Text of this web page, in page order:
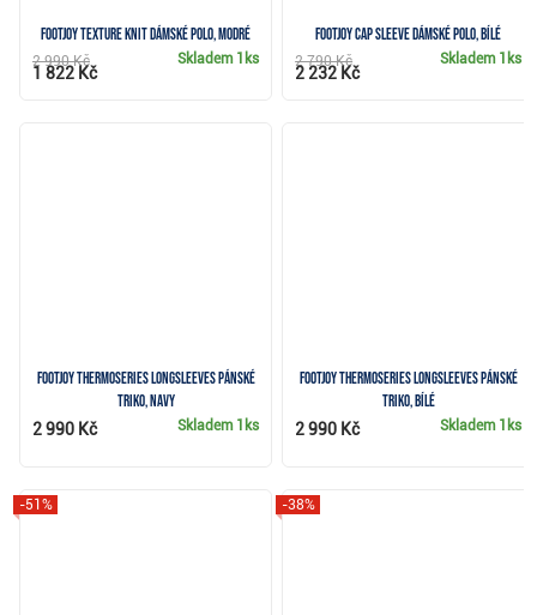
FootJoy Texture Knit dámské polo, modré
Skladem 1ks
2 990 Kč
1 822 Kč
FootJoy Cap Sleeve dámské polo, bílé
Skladem 1ks
2 790 Kč
2 232 Kč
FootJoy ThermoSeries Longsleeves pánské
triko, navy
Skladem 1ks
2 990 Kč
FootJoy ThermoSeries Longsleeves pánské
triko, bílé
Skladem 1ks
2 990 Kč
-51% -38%